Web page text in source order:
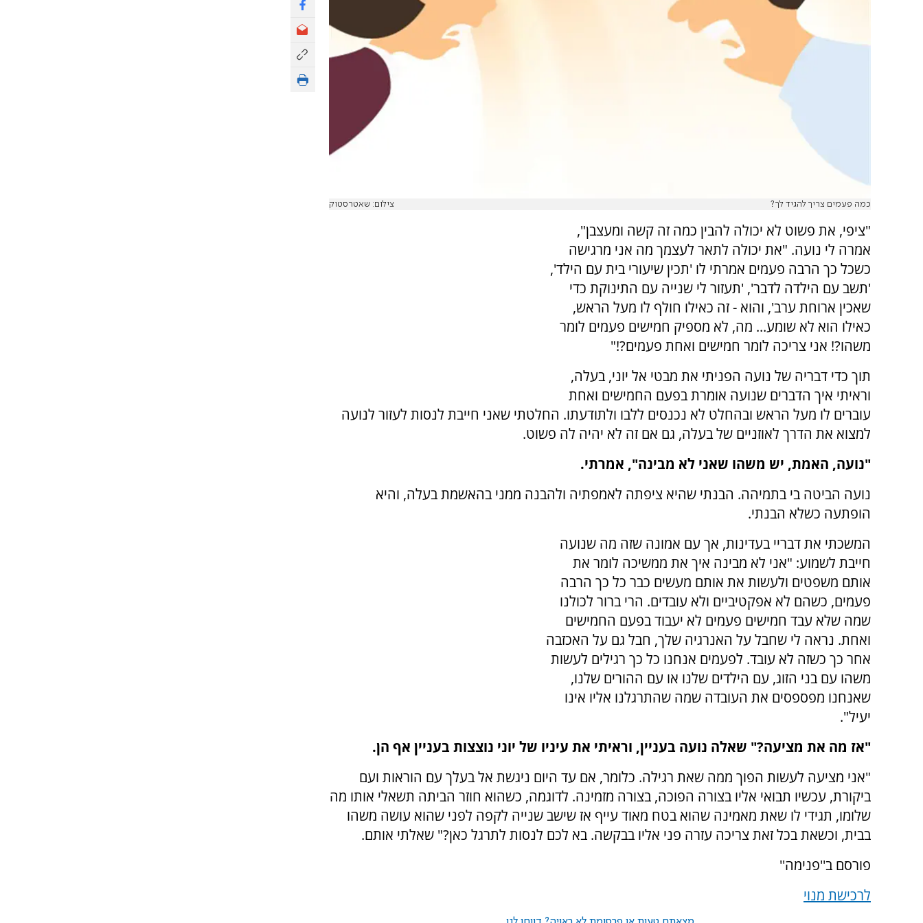
כמה פעמים צריך להגיד לך? צילום: שאטרסטוק
"ציפי, את פשוט לא יכולה להבין כמה זה קשה ומעצבן",
אמרה לי נועה. "את יכולה לתאר לעצמך מה אני מרגישה
כשכל כך הרבה פעמים אמרתי לו 'תכין שיעורי בית עם הילד',
'תשב עם הילדה לדבר', 'תעזור לי שנייה עם התינוקת כדי
שאכין ארוחת ערב', והוא - זה כאילו חולף לו מעל הראש,
כאילו הוא לא שומע... מה, לא מספיק חמישים פעמים לומר
משהו?! אני צריכה לומר חמישים ואחת פעמים?!"
תוך כדי דבריה של נועה הפניתי את מבטי אל יוני, בעלה,
וראיתי איך הדברים שנועה אומרת בפעם החמישים ואחת
עוברים לו מעל הראש ובהחלט לא נכנסים ללבו ולתודעתו. החלטתי שאני חייבת לנסות לעזור לנועה
למצוא את הדרך לאוזניים של בעלה, גם אם זה לא יהיה לה פשוט.
"נועה, האמת, יש משהו שאני לא מבינה", אמרתי.
נועה הביטה בי בתמיהה. הבנתי שהיא ציפתה לאמפתיה ולהבנה ממני בהאשמת בעלה, והיא
הופתעה כשלא הבנתי.
המשכתי את דבריי בעדינות, אך עם אמונה שזה מה שנועה
חייבת לשמוע: "אני לא מבינה איך את ממשיכה לומר את
אותם משפטים ולעשות את אותם מעשים כבר כל כך הרבה
פעמים, כשהם לא אפקטיביים ולא עובדים. הרי ברור לכולנו
שמה שלא עבד חמישים פעמים לא יעבוד בפעם החמישים
ואחת. נראה לי שחבל על האנרגיה שלך, חבל גם על האכזבה
אחר כך כשזה לא עובד. לפעמים אנחנו כל כך רגילים לעשות
משהו עם בני הזוג, עם הילדים שלנו או עם ההורים שלנו,
שאנחנו מפספסים את העובדה שמה שהתרגלנו אליו אינו
יעיל".
"אז מה את מציעה?" שאלה נועה בעניין, וראיתי את עיניו של יוני נוצצות בעניין אף הן.
"אני מציעה לעשות הפוך ממה שאת רגילה. כלומר, אם עד היום ניגשת אל בעלך עם הוראות ועם
ביקורת, עכשיו תבואי אליו בצורה הפוכה, בצורה מזמינה. לדוגמה, כשהוא חוזר הביתה תשאלי אותו מה
שלומו, תגידי לו שאת מאמינה שהוא בטח מאוד עייף אז שישב שנייה לקפה לפני שהוא עושה משהו
בבית, וכשאת בכל זאת צריכה עזרה פני אליו בבקשה. בא לכם לנסות לתרגל כאן?" שאלתי אותם.
פורסם ב''פנימה''
לרכישת מנוי